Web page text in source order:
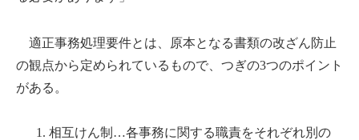
適正事務処理要件とは、原本となる書類の改ざん防止
の観点から定められているもので、つぎの3つのポイント
がある。
相互けん制…各事務に関する職責をそれぞれ別の